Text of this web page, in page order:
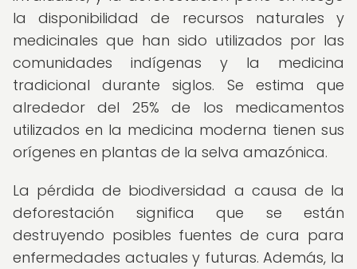
la disponibilidad de recursos naturales y
medicinales que han sido utilizados por las
comunidades indígenas y la medicina
tradicional durante siglos. Se estima que
alrededor del 25% de los medicamentos
utilizados en la medicina moderna tienen sus
orígenes en plantas de la selva amazónica.
La pérdida de biodiversidad a causa de la
deforestación significa que se están
destruyendo posibles fuentes de cura para
enfermedades actuales y futuras. Además, la